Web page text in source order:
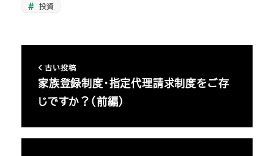
投資
古い投稿
家族登録制度・指定代理請求制度をご存
じですか？（前編）